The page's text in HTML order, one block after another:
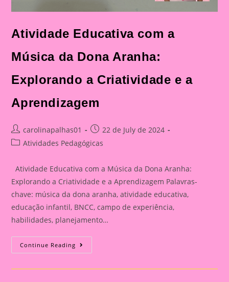
Atividade Educativa com a
Música da Dona Aranha:
Explorando a Criatividade e a
Aprendizagem
Post
author:
carolinapalhas01
Post
published:
22 de July de 2024
PostAtividades Pedagógicas
Atividade Educativa com a Música da Dona Aranha:
Explorando a Criatividade e a Aprendizagem Palavras-
chave: música da dona aranha, atividade educativa,
educação infantil, BNCC, campo de experiência,
habilidades, planejamento…
Continue Reading Atividade
Educativa